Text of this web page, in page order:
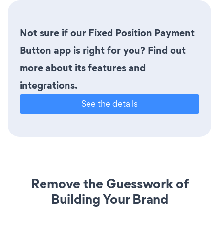
Not sure if our Fixed Position Payment
Button app is right for you? Find out
more about its features and
integrations.
See the details
Remove the Guesswork of
Building Your Brand